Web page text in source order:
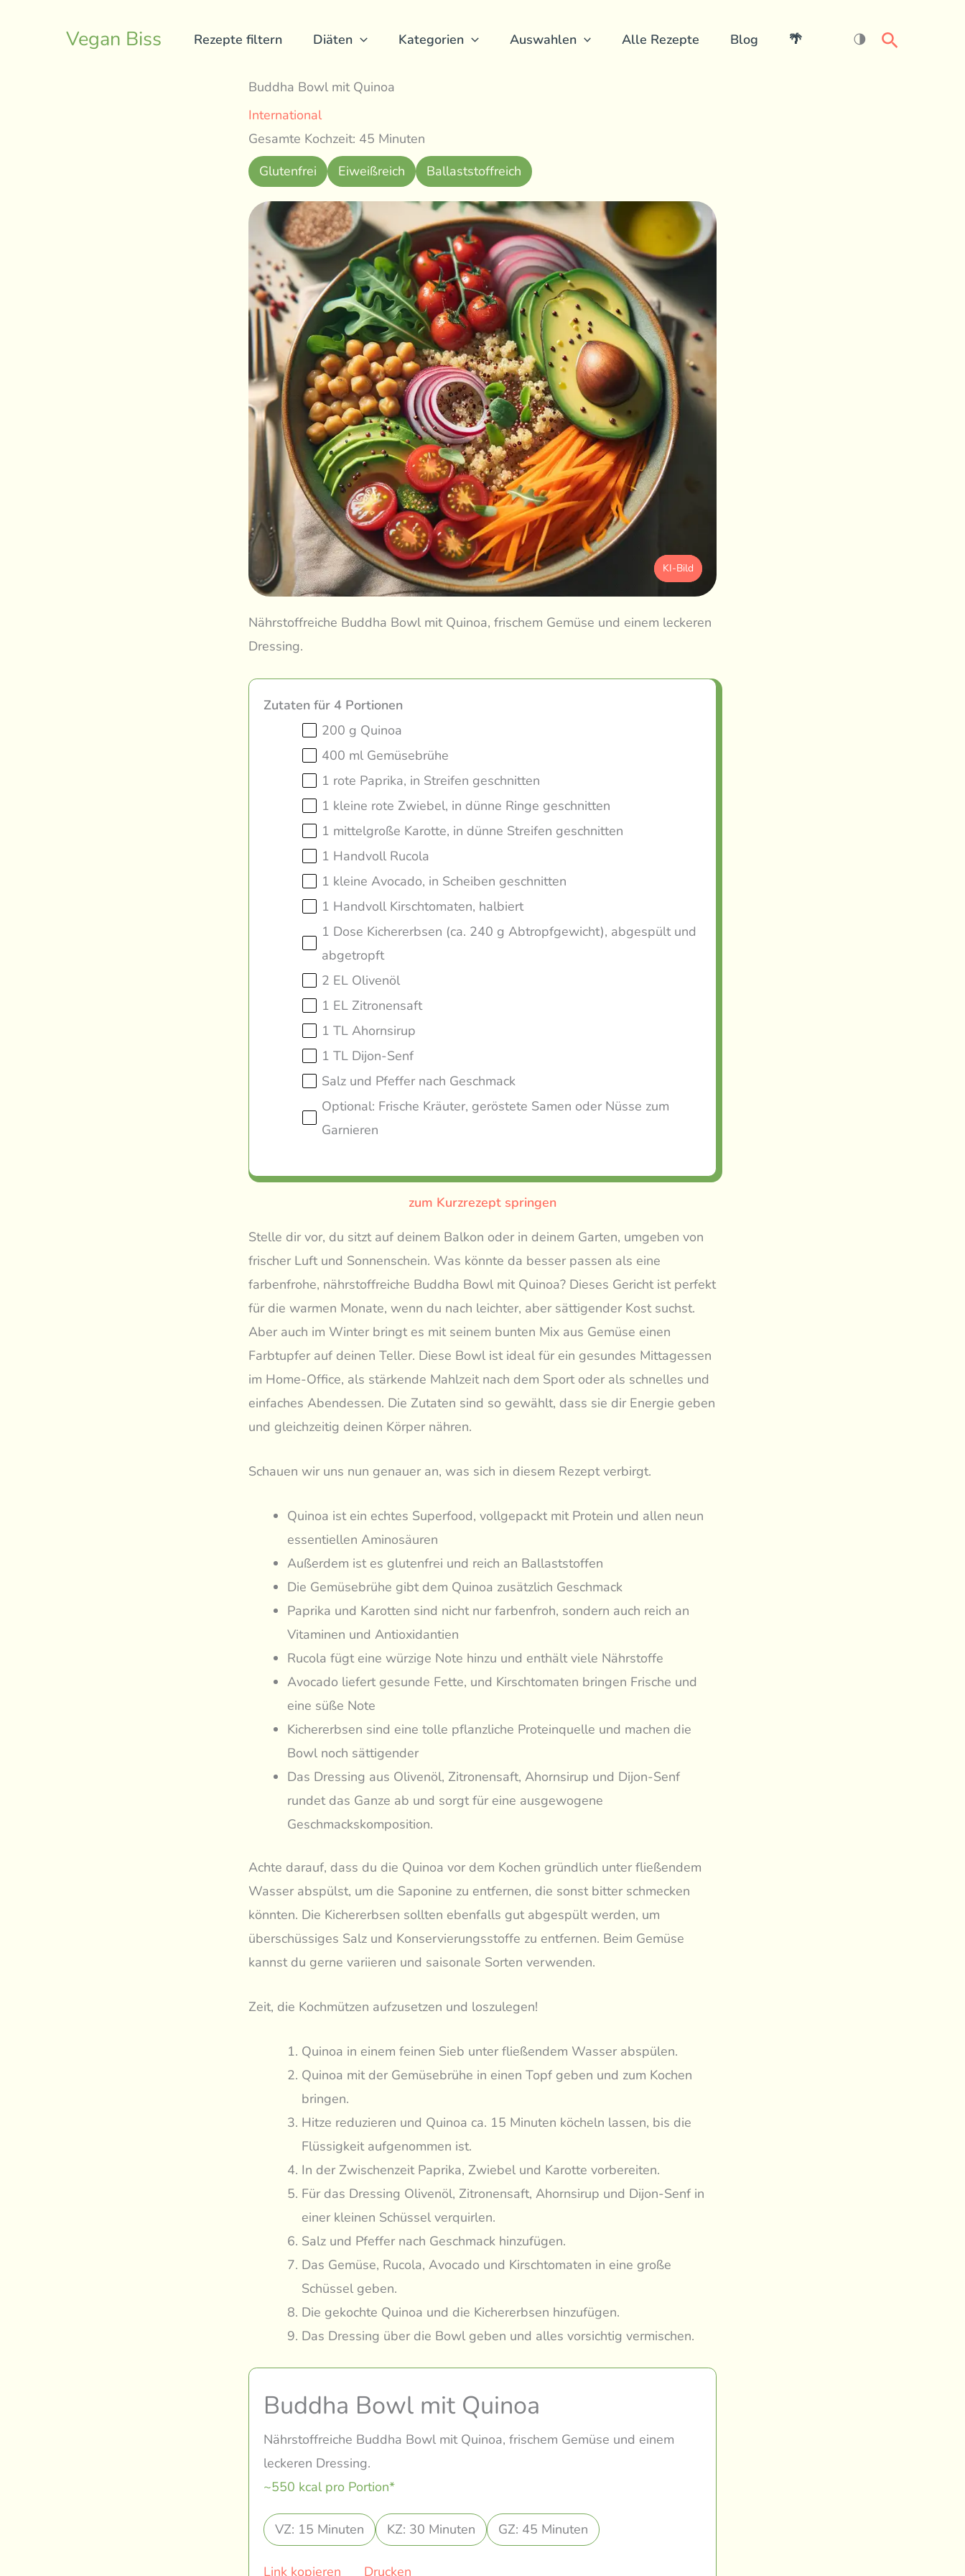
Vegan Biss Rezepte filtern Diäten Kategorien Auswahlen Alle Rezepte Blog 🌴 🌗 Search
Buddha Bowl mit Quinoa
International
Gesamte Kochzeit: 45 Minuten
Glutenfrei
Eiweißreich Ballaststoffreich
KI-Bild
Nährstoffreiche Buddha Bowl mit Quinoa, frischem Gemüse und einem leckeren
Dressing.
Zutaten für 4 Portionen
200 g Quinoa
400 ml Gemüsebrühe
1 rote Paprika, in Streifen geschnitten
1 kleine rote Zwiebel, in dünne Ringe geschnitten
1 mittelgroße Karotte, in dünne Streifen geschnitten
1 Handvoll Rucola
1 kleine Avocado, in Scheiben geschnitten
1 Handvoll Kirschtomaten, halbiert
1 Dose Kichererbsen (ca. 240 g Abtropfgewicht), abgespült und
abgetropft
2 EL Olivenöl
1 EL Zitronensaft
1 TL Ahornsirup
1 TL Dijon-Senf
Salz und Pfeffer nach Geschmack
Optional: Frische Kräuter, geröstete Samen oder Nüsse zum
Garnieren
zum Kurzrezept springen
Stelle dir vor, du sitzt auf deinem Balkon oder in deinem Garten, umgeben von
frischer Luft und Sonnenschein. Was könnte da besser passen als eine
farbenfrohe, nährstoffreiche Buddha Bowl mit Quinoa? Dieses Gericht ist perfekt
für die warmen Monate, wenn du nach leichter, aber sättigender Kost suchst.
Aber auch im Winter bringt es mit seinem bunten Mix aus Gemüse einen
Farbtupfer auf deinen Teller. Diese Bowl ist ideal für ein gesundes Mittagessen
im Home-Office, als stärkende Mahlzeit nach dem Sport oder als schnelles und
einfaches Abendessen. Die Zutaten sind so gewählt, dass sie dir Energie geben
und gleichzeitig deinen Körper nähren.
Schauen wir uns nun genauer an, was sich in diesem Rezept verbirgt.
Quinoa ist ein echtes Superfood, vollgepackt mit Protein und allen neun
essentiellen Aminosäuren
Außerdem ist es glutenfrei und reich an Ballaststoffen
Die Gemüsebrühe gibt dem Quinoa zusätzlich Geschmack
Paprika und Karotten sind nicht nur farbenfroh, sondern auch reich an
Vitaminen und Antioxidantien
Rucola fügt eine würzige Note hinzu und enthält viele Nährstoffe
Avocado liefert gesunde Fette, und Kirschtomaten bringen Frische und
eine süße Note
Kichererbsen sind eine tolle pflanzliche Proteinquelle und machen die
Bowl noch sättigender
Das Dressing aus Olivenöl, Zitronensaft, Ahornsirup und Dijon-Senf
rundet das Ganze ab und sorgt für eine ausgewogene
Geschmackskomposition.
Achte darauf, dass du die Quinoa vor dem Kochen gründlich unter fließendem
Wasser abspülst, um die Saponine zu entfernen, die sonst bitter schmecken
könnten. Die Kichererbsen sollten ebenfalls gut abgespült werden, um
überschüssiges Salz und Konservierungsstoffe zu entfernen. Beim Gemüse
kannst du gerne variieren und saisonale Sorten verwenden.
Zeit, die Kochmützen aufzusetzen und loszulegen!
Quinoa in einem feinen Sieb unter fließendem Wasser abspülen.
Quinoa mit der Gemüsebrühe in einen Topf geben und zum Kochen
bringen.
Hitze reduzieren und Quinoa ca. 15 Minuten köcheln lassen, bis die
Flüssigkeit aufgenommen ist.
In der Zwischenzeit Paprika, Zwiebel und Karotte vorbereiten.
Für das Dressing Olivenöl, Zitronensaft, Ahornsirup und Dijon-Senf in
einer kleinen Schüssel verquirlen.
Salz und Pfeffer nach Geschmack hinzufügen.
Das Gemüse, Rucola, Avocado und Kirschtomaten in eine große
Schüssel geben.
Die gekochte Quinoa und die Kichererbsen hinzufügen.
Das Dressing über die Bowl geben und alles vorsichtig vermischen.
Buddha Bowl mit Quinoa
Nährstoffreiche Buddha Bowl mit Quinoa, frischem Gemüse und einem
leckeren Dressing.
~550 kcal pro Portion*
VZ: 15 Minuten KZ: 30 Minuten GZ: 45 Minuten
Link kopieren Drucken